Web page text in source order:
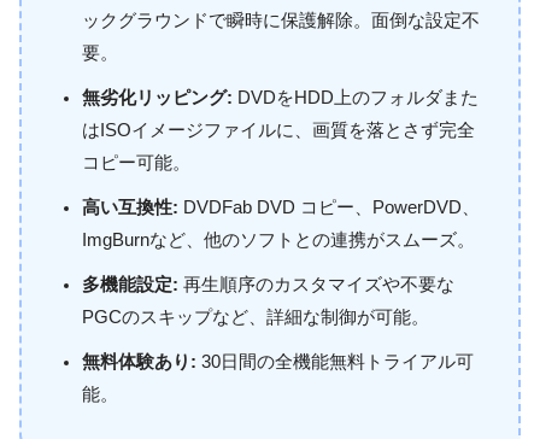
ックグラウンドで瞬時に保護解除。面倒な設定不
要。
無劣化リッピング: DVDをHDD上のフォルダまた
はISOイメージファイルに、画質を落とさず完全
コピー可能。
高い互換性: DVDFab DVD コピー、PowerDVD、
ImgBurnなど、他のソフトとの連携がスムーズ。
多機能設定: 再生順序のカスタマイズや不要な
PGCのスキップなど、詳細な制御が可能。
無料体験あり: 30日間の全機能無料トライアル可
能。